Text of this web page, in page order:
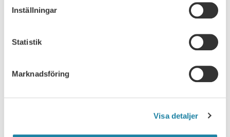
Inställningar
Statistik
Marknadsföring
Visa detaljer
Rapport